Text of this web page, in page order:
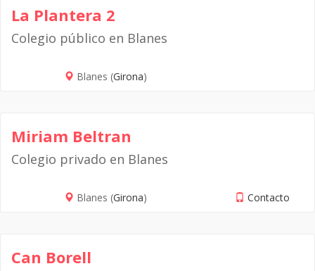
La Plantera 2
Colegio público en Blanes
Blanes (Girona)
Miriam Beltran
Colegio privado en Blanes
Blanes (Girona) Contacto
Can Borell